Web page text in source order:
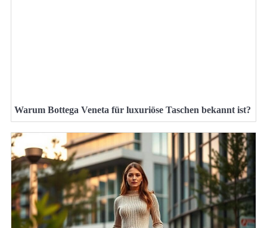
Warum Bottega Veneta für luxuriöse Taschen bekannt ist?